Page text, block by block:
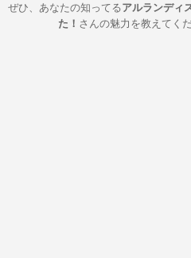
ぜひ、あなたの知ってるアルランディ
た！ さんの魅力を教えてく